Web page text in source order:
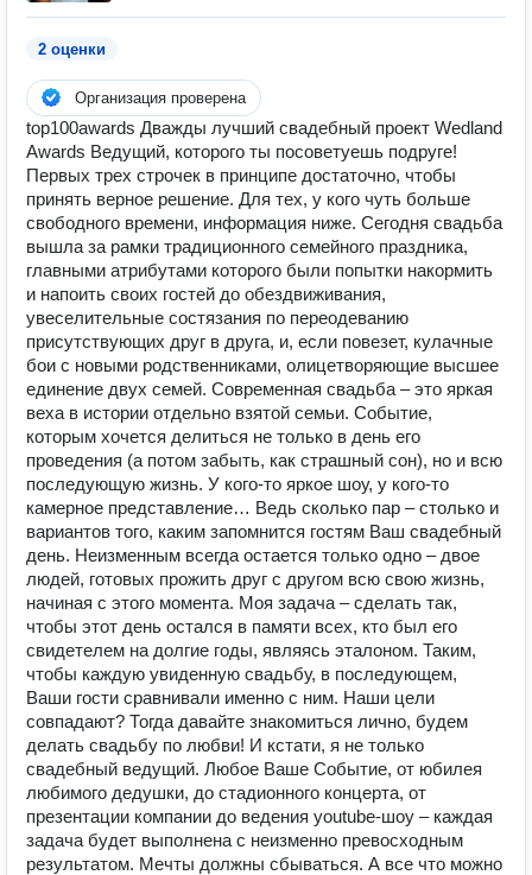
2 оценки
Организация проверена
top100awards Дважды лучший свадебный проект Wedland
Awards Ведущий, которого ты посоветуешь подруге!
Первых трех строчек в принципе достаточно, чтобы
принять верное решение. Для тех, у кого чуть больше
свободного времени, информация ниже. Сегодня свадьба
вышла за рамки традиционного семейного праздника,
главными атрибутами которого были попытки накормить
и напоить своих гостей до обездвиживания,
увеселительные состязания по переодеванию
присутствующих друг в друга, и, если повезет, кулачные
бои с новыми родственниками, олицетворяющие высшее
единение двух семей. Современная свадьба – это яркая
веха в истории отдельно взятой семьи. Событие,
которым хочется делиться не только в день его
проведения (а потом забыть, как страшный сон), но и всю
последующую жизнь. У кого-то яркое шоу, у кого-то
камерное представление… Ведь сколько пар – столько и
вариантов того, каким запомнится гостям Ваш свадебный
день. Неизменным всегда остается только одно – двое
людей, готовых прожить друг с другом всю свою жизнь,
начиная с этого момента. Моя задача – сделать так,
чтобы этот день остался в памяти всех, кто был его
свидетелем на долгие годы, являясь эталоном. Таким,
чтобы каждую увиденную свадьбу, в последующем,
Ваши гости сравнивали именно с ним. Наши цели
совпадают? Тогда давайте знакомиться лично, будем
делать свадьбу по любви! И кстати, я не только
свадебный ведущий. Любое Ваше Событие, от юбилея
любимого дедушки, до стадионного концерта, от
презентации компании до ведения youtube-шоу – каждая
задача будет выполнена с неизменно превосходным
результатом. Мечты должны сбываться. А все что можно